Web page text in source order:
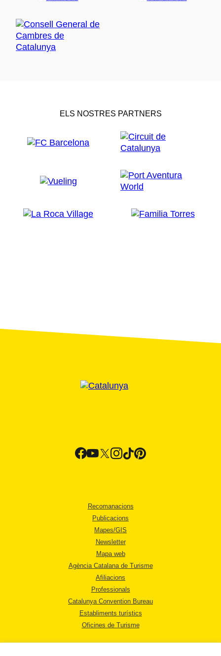
ELS NOSTRES PARTNERS
Recomanacions
Publicacions
Mapes/GIS
Newsletter
Mapa web
Agència Catalana de Turisme
Afiliacions
Professionals
Catalunya Convention Bureau
Establiments turístics
Oficines de Turisme